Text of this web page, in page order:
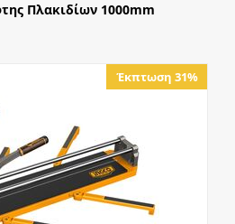
Πλακιδίων 1000mm
Έκπτωση 31%